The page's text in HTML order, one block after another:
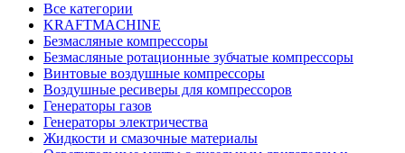
Все категории
KRAFTMACHINE
Безмасляные компрессоры
Безмасляные ротационные зубчатые компрессоры
Винтовые воздушные компрессоры
Воздушные ресиверы для компрессоров
Генераторы газов
Генераторы электричества
Жидкости и смазочные материалы